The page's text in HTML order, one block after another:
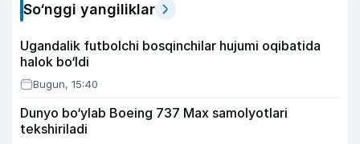
So‘nggi yangiliklar
Ugandalik futbolchi bosqinchilar hujumi oqibatida
halok bo‘ldi
Bugun, 15:40
Dunyo bo‘ylab Boeing 737 Max samolyotlari
tekshiriladi